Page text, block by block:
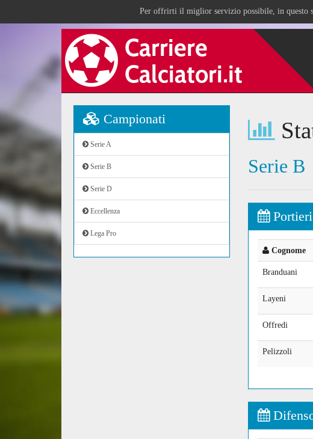
Per offrirti il miglior servizio possibile, in questo
Campionati
Serie A
Serie B
Serie D
Eccellenza
Lega Pro
Serie B
Portieri
Cognome
Branduani
Layeni
Offredi
Pelizzoli